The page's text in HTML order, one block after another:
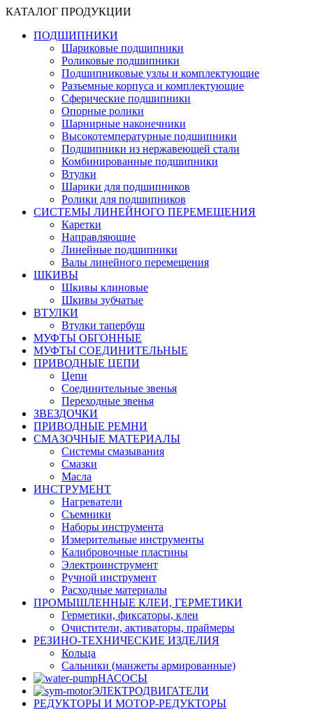
КАТАЛОГ ПРОДУКЦИИ
ПОДШИПНИКИ
Шариковые подшипники
Роликовые подшипники
Подшипниковые узлы и комплектующие
Разъемные корпуса и комплектующие
Сферические подшипники
Опорные ролики
Шарнирные наконечники
Высокотемпературные подшипники
Подшипники из нержавеющей стали
Комбинированные подшипники
Втулки
Шарики для подшипников
Ролики для подшипников
СИСТЕМЫ ЛИНЕЙНОГО ПЕРЕМЕЩЕНИЯ
Каретки
Направляющие
Линейные подшипники
Валы линейного перемещения
ШКИВЫ
Шкивы клиновые
Шкивы зубчатые
ВТУЛКИ
Втулки тапербуш
МУФТЫ ОБГОННЫЕ
МУФТЫ СОЕДИНИТЕЛЬНЫЕ
ПРИВОДНЫЕ ЦЕПИ
Цепи
Соединительные звенья
Переходные звенья
ЗВЕЗДОЧКИ
ПРИВОДНЫЕ РЕМНИ
СМАЗОЧНЫЕ МАТЕРИАЛЫ
Системы смазывания
Смазки
Масла
ИНСТРУМЕНТ
Нагреватели
Съемники
Наборы инструмента
Измерительные инструменты
Калибровочные пластины
Электроинструмент
Ручной инструмент
Расходные материалы
ПРОМЫШЛЕННЫЕ КЛЕИ, ГЕРМЕТИКИ
Герметики, фиксаторы, клеи
Очистители, активаторы, праймеры
РЕЗИНО-ТЕХНИЧЕСКИЕ ИЗДЕЛИЯ
Кольца
Сальники (манжеты армированные)
НАСОСЫ
ЭЛЕКТРОДВИГАТЕЛИ
РЕДУКТОРЫ И МОТОР-РЕДУКТОРЫ